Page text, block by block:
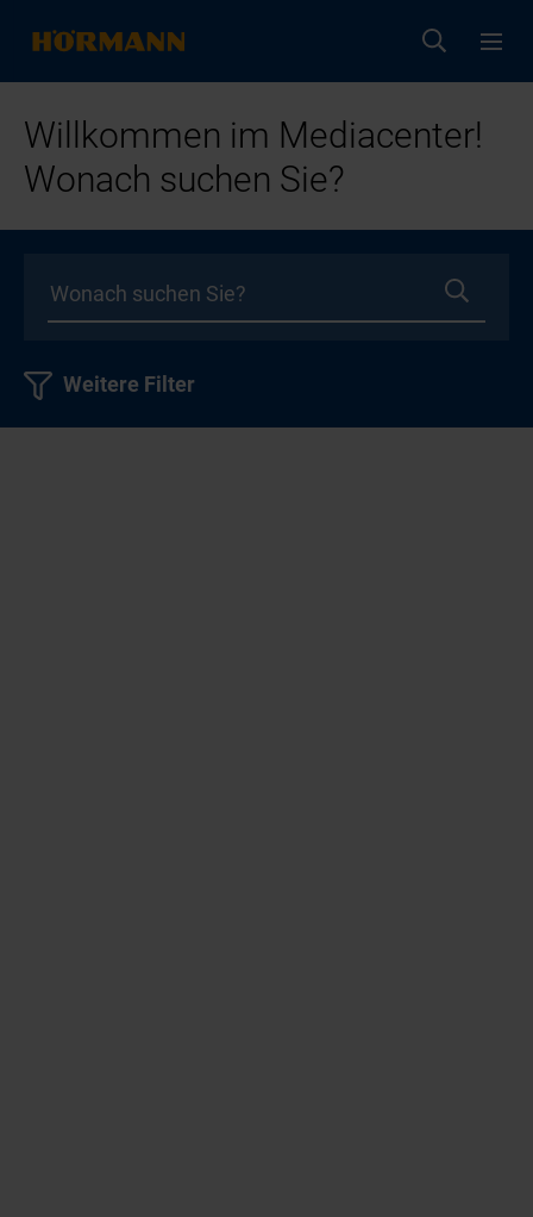
Willkommen im Mediacenter!
Wonach suchen Sie?
Weitere Filter